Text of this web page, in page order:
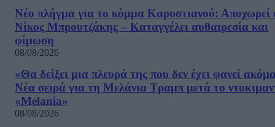
Νέο πλήγμα για το κόμμα Καρυστιανού: Αποχωρεί
Νίκος Μπρουτζάκης – Καταγγέλει αυθαιρεσία και
φίμωση
08/08/2026
«Θα δείξει μια πλευρά της που δεν έχει φανεί
Νέα σειρά για τη Μελάνια Τραμπ μετά το
«Melania»
08/08/2026